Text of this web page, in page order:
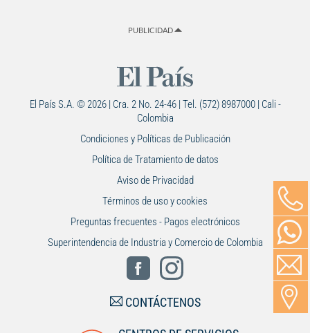
PUBLICIDAD
El País S.A. © 2026 | Cra. 2 No. 24-46 | Tel. (572) 8987000 | Cali -
Colombia
Condiciones y Políticas de Publicación
Política de Tratamiento de datos
Aviso de Privacidad
Términos de uso y cookies
Preguntas frecuentes - Pagos electrónicos
Superintendencia de Industria y Comercio de Colombia
CONTÁCTENOS